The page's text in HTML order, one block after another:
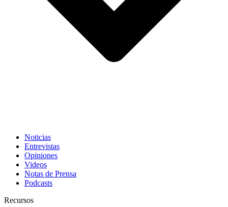
Noticias
Entrevistas
Opiniones
Videos
Notas de Prensa
Podcasts
Recursos